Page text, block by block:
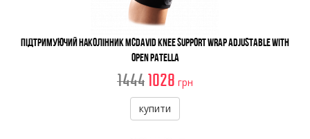
Підтримуючий наколінник McDavid Knee Support Wrap Adjustable With
Open Patella
14441028 грн
купити